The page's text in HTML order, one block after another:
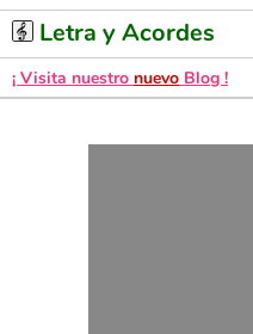
Letra y Acordes
¡ Visita nuestro nuevo Blog !